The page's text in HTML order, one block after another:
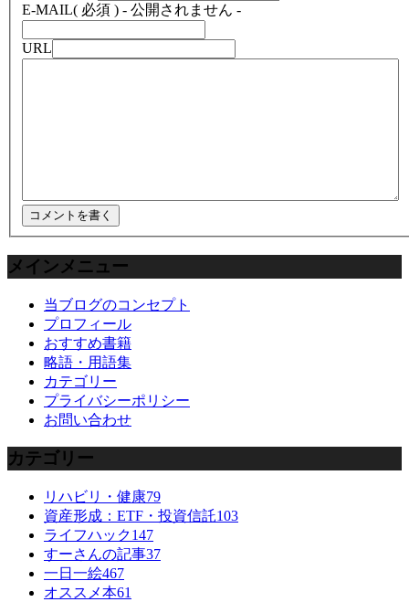
E-MAIL( 必須 ) - 公開されません -
URL
メインメニュー
当ブログのコンセプト
プロフィール
おすすめ書籍
略語・用語集
カテゴリー
プライバシーポリシー
お問い合わせ
カテゴリー
リハビリ・健康79
資産形成：ETF・投資信託103
ライフハック147
すーさんの記事37
一日一絵467
オススメ本61